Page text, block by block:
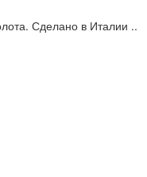
Сделано в Италии ..